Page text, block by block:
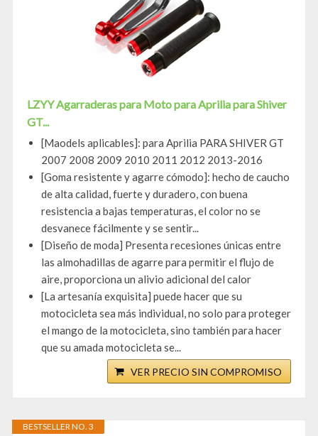
LZYY Agarraderas para Moto para Aprilia para Shiver
GT...
[Maodels aplicables]: para Aprilia PARA SHIVER GT
2007 2008 2009 2010 2011 2012 2013-2016
[Goma resistente y agarre cómodo]: hecho de caucho
de alta calidad, fuerte y duradero, con buena
resistencia a bajas temperaturas, el color no se
desvanece fácilmente y se sentir...
[Diseño de moda] Presenta recesiones únicas entre
las almohadillas de agarre para permitir el flujo de
aire, proporciona un alivio adicional del calor
[La artesanía exquisita] puede hacer que su
motocicleta sea más individual, no solo para proteger
el mango de la motocicleta, sino también para hacer
que su amada motocicleta se...
VER PRECIO SIN COMPROMISO
BESTSELLER NO. 3